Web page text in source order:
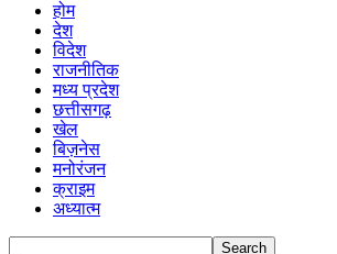
होम
देश
विदेश
राजनीतिक
मध्य प्रदेश
छत्तीसगढ़
खेल
बिज़नेस
मनोरंजन
क्राइम
अध्यात्म